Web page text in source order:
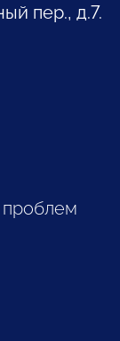
пер., д.7.
проблем